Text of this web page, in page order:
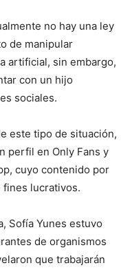
no hay una ley
de manipular
artificial, sin embargo,
con un hijo
sociales.
este tipo de situación,
perfil en Only Fans y
cuyo contenido por
lucrativos.
Sofía Yunes estuvo
de organismos
que trabajarán